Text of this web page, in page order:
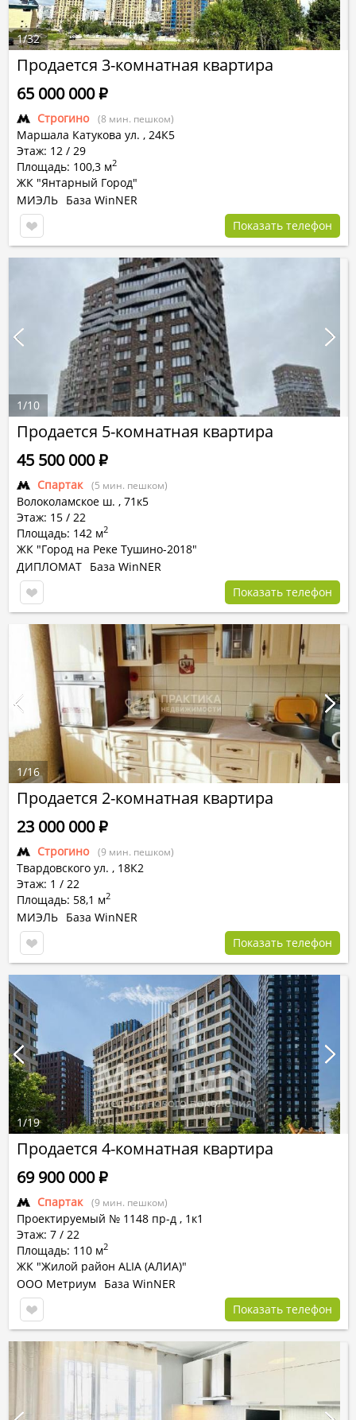
Продается 3-комнатная квартира
Строгино (8 мин. пешком)
Маршала Катукова ул. , 24К5
Этаж: 12 / 29
Площадь: 100,3 м2
ЖК "Янтарный Город"
65 000 000Р
МИЭЛЬ База WinNER
Показать телефон
1/32
Продается 5-комнатная квартира
Спартак (5 мин. пешком)
Волоколамское ш. , 71к5
Этаж: 15 / 22
Площадь: 142 м2
ЖК "Город на Реке Тушино-2018"
45 500 000Р
ДИПЛОМАТ База WinNER
Показать телефон
1/10
Продается 2-комнатная квартира
Строгино (9 мин. пешком)
Твардовского ул. , 18К2
Этаж: 1 / 22
Площадь: 58,1 м2
23 000 000Р
МИЭЛЬ База WinNER
Показать телефон
1/16
Продается 4-комнатная квартира
Спартак (9 мин. пешком)
Проектируемый № 1148 пр-д , 1к1
Этаж: 7 / 22
Площадь: 110 м2
ЖК "Жилой район ALIA (АЛИА)"
69 900 000Р
ООО Метриум
База WinNER
Показать телефон
1/19